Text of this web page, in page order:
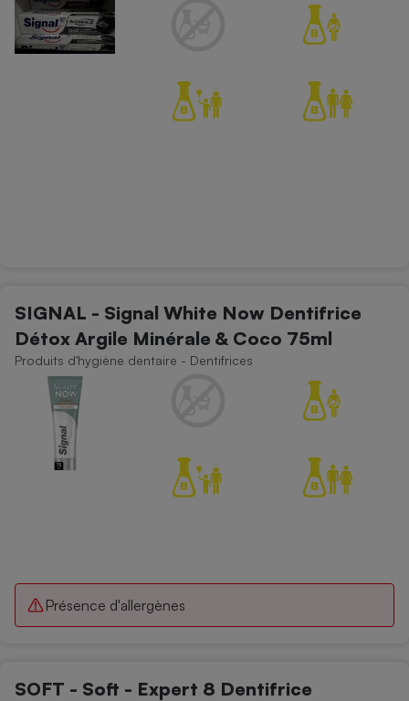
SIGNAL - Signal White Now Dentifrice
Détox Argile Minérale & Coco 75ml
Produits d'hygiène dentaire - Dentifrices
Présence d'allergènes
SOFT - Soft - Expert 8 Dentifrice